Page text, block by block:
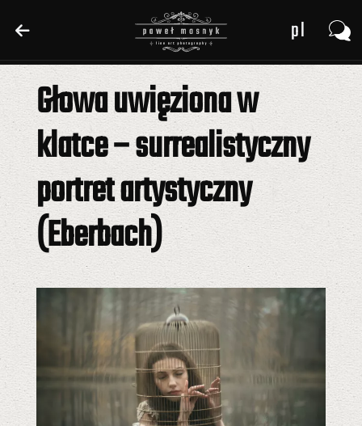
pl
en
de
pl
en
de
Głowa uwięziona w
klatce – surrealistyczny
portret artystyczny
(Eberbach)